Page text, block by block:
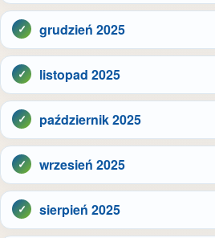
grudzień 2025
listopad 2025
październik 2025
wrzesień 2025
sierpień 2025